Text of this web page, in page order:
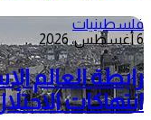
فلسطينيات
6 أغسطس، 2026
رابطة العالم
انتهاكات